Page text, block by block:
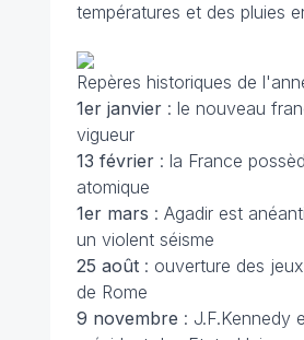
températures et des pluies
Repères historiques de
1er janvier : le nouveau
vigueur
13 février: la France
atomique
1er mars : Agadir est
un violent séisme
25 août : ouverture des
de Rome
9 novembre : J.F.Kennedy